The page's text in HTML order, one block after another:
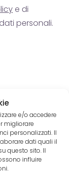
e/o accedere
migliorare
personalizzati. Il
dati quali il
questo sito. Il
influire
e di
personali.